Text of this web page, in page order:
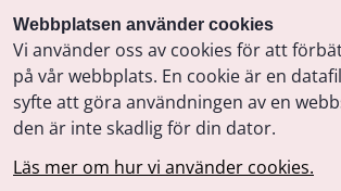
Webbplatsen använder cookies
Vi använder oss av cookies för att
på vår webbplats. En cookie är en
syfte att göra användningen av en
den är inte skadlig för din dator.
Läs mer om hur vi använder cookies.